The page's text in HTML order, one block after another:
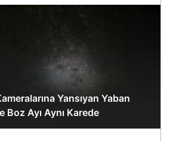
Yansıyan Yaban
Boz Ayı Aynı Karede